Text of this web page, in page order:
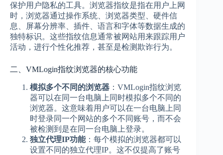
保护用户隐私的工具。浏览器指纹是指在用户上网
时，浏览器通过操作系统、浏览器类型、硬件信
息、屏幕分辨率、插件、语言和字体等数据生成的
独特标识。这些指纹信息通常被网站用来跟踪用户
活动，进行个性化推荐，甚至是检测欺诈行为。
二、VMLogin指纹浏览器的核心功能
模拟多个不同的浏览器 ：VMLogin指纹浏览
器可以在同一台电脑上同时模拟多个不同的
浏览器。这意味着用户可以在一台电脑上同
时登录同一个网站的多个不同账号，而不会
被检测到是在同一台电脑上登录。
独立代理IP功能：每个模拟的浏览器都可以
设置不同的独立代理IP。这不仅提高了账号